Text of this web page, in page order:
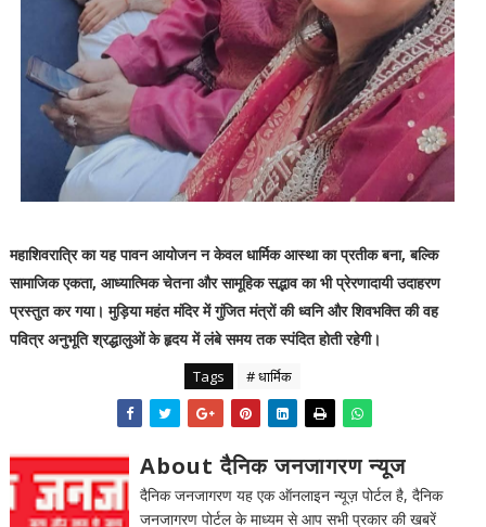
महाशिवरात्रि का यह पावन आयोजन न केवल धार्मिक आस्था का प्रतीक बना, बल्कि
सामाजिक एकता, आध्यात्मिक चेतना और सामूहिक सद्भाव का भी प्रेरणादायी उदाहरण
प्रस्तुत कर गया। मुड़िया महंत मंदिर में गुंजित मंत्रों की ध्वनि और शिवभक्ति की वह
पवित्र अनुभूति श्रद्धालुओं के हृदय में लंबे समय तक स्पंदित होती रहेगी।
Tags # धार्मिक
About दैनिक जनजागरण न्यूज
दैनिक जनजागरण यह एक ऑनलाइन न्यूज़ पोर्टल है, दैनिक
जनजागरण पोर्टल के माध्यम से आप सभी प्रकार की खबरें